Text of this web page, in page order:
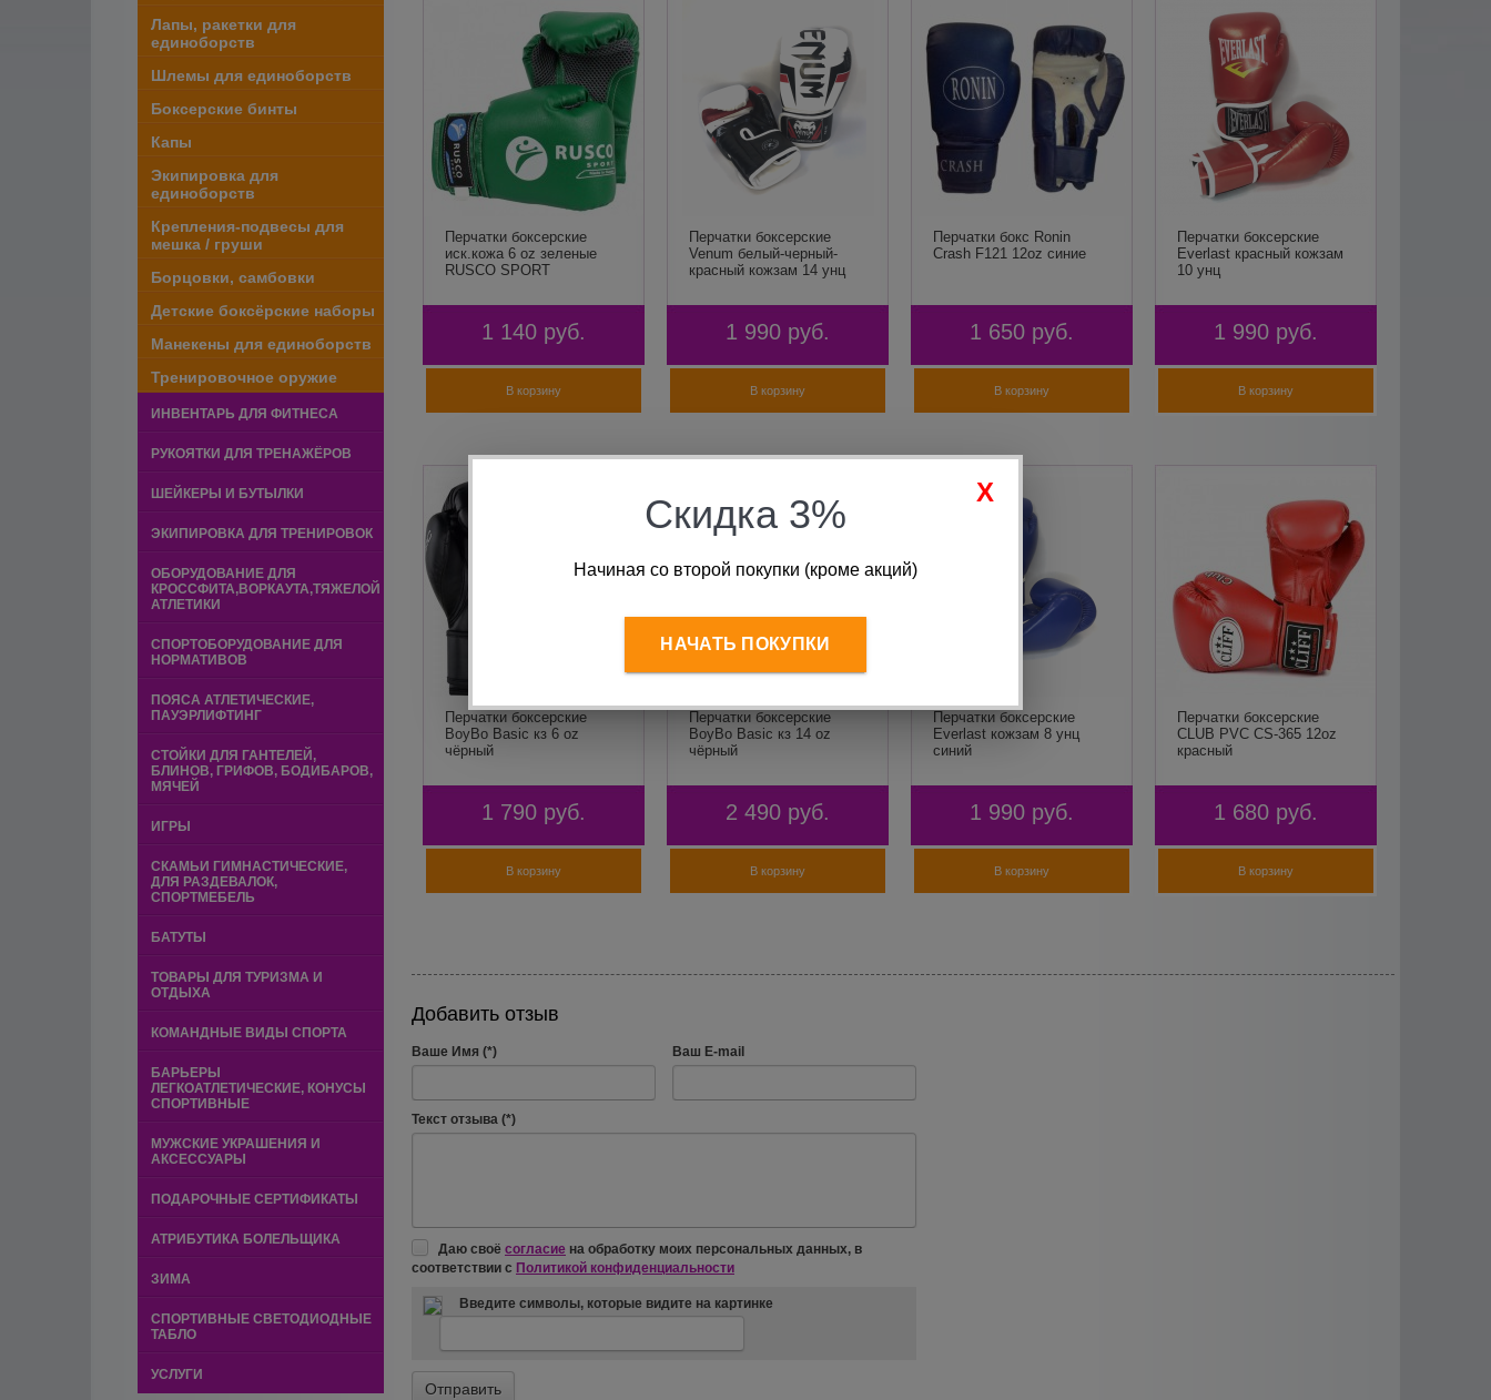
Лапы, ракетки для
единоборств
Шлемы для единоборств
Боксерские бинты
Капы
Экипировка для
единоборств
Крепления-подвесы для
мешка / груши
Борцовки, самбовки
Детские боксёрские наборы
Манекены для единоборств
Тренировочное оружие
ИНВЕНТАРЬ ДЛЯ ФИТНЕСА
РУКОЯТКИ ДЛЯ ТРЕНАЖЁРОВ
ШЕЙКЕРЫ И БУТЫЛКИ
ЭКИПИРОВКА ДЛЯ ТРЕНИРОВОК
ОБОРУДОВАНИЕ ДЛЯ
КРОССФИТА,ВОРКАУТА,ТЯЖЕЛОЙ
АТЛЕТИКИ
СПОРТОБОРУДОВАНИЕ ДЛЯ
НОРМАТИВОВ
ПОЯСА АТЛЕТИЧЕСКИЕ,
ПАУЭРЛИФТИНГ
СТОЙКИ ДЛЯ ГАНТЕЛЕЙ,
БЛИНОВ, ГРИФОВ, БОДИБАРОВ,
МЯЧЕЙ
ИГРЫ
СКАМЬИ ГИМНАСТИЧЕСКИЕ,
ДЛЯ РАЗДЕВАЛОК,
СПОРТМЕБЕЛЬ
БАТУТЫ
ТОВАРЫ ДЛЯ ТУРИЗМА И
ОТДЫХА
КОМАНДНЫЕ ВИДЫ СПОРТА
БАРЬЕРЫ
ЛЕГКОАТЛЕТИЧЕСКИЕ, КОНУСЫ
СПОРТИВНЫЕ
МУЖСКИЕ УКРАШЕНИЯ И
АКСЕССУАРЫ
ПОДАРОЧНЫЕ СЕРТИФИКАТЫ
АТРИБУТИКА БОЛЕЛЬЩИКА
ЗИМА
СПОРТИВНЫЕ СВЕТОДИОДНЫЕ
ТАБЛО
УСЛУГИ
Перчатки боксерские
иск.кожа 6 oz зеленые
RUSCO SPORT
1 140 руб.
В корзину
Перчатки боксерские
Venum белый-черный-
красный кожзам 14 унц
1 990 руб.
В корзину
Перчатки бокс Ronin
Crash F121 12oz синие
1 650 руб.
В корзину
Перчатки боксерские
Everlast красный кожзам
10 унц
1 990 руб.
В корзину
Перчатки боксерские
BoyBo Basic кз 6 oz
чёрный
1 790 руб.
В корзину
Перчатки боксерские
BoyBo Basic кз 14 oz
чёрный
2 490 руб.
В корзину
Перчатки боксерские
Everlast кожзам 8 унц
синий
1 990 руб.
В корзину
Перчатки боксерские
CLUB PVC CS-365 12oz
красный
1 680 руб.
В корзину
Добавить отзыв
Ваше Имя (*) Ваш E-mail
Текст отзыва (*)
Даю своё согласие на обработку моих персональных данных, в
соответствии с Политикой конфиденциальности
Введите символы, которые видите на картинке
Скидка 3%
Начиная со второй покупки (кроме акций)
НАЧАТЬ ПОКУПКИ